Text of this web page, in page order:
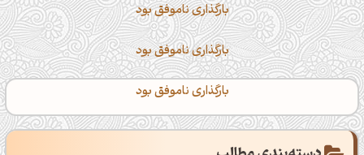
بارگذاری ناموفق بود
بارگذاری ناموفق بود
بارگذاری ناموفق بود